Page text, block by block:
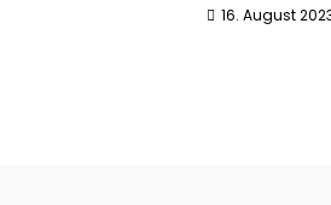
16. August